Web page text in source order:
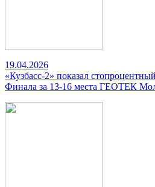
19.04.2026
«Кузбасс-2» показал
Финала за 13-16 места ГЕОТЕК